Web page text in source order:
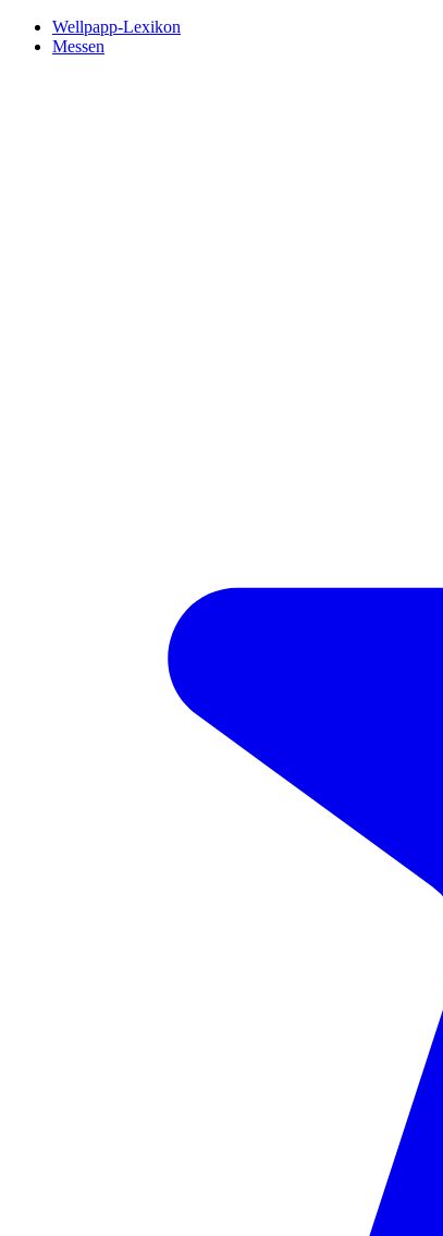
Wellpapp-Lexikon
Messen